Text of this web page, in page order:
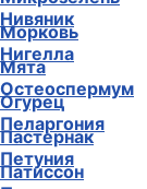
Нивяник
Нигелла
Остеоспермум
Пеларгония
Петуния
Микрозелень
Морковь
Мята
Огурец
Пастернак